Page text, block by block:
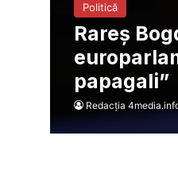
Politică
Rareș
papagali”
Redacția